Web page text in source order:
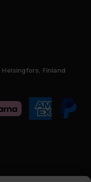
Helsingfors, Finland